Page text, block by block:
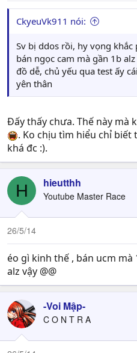
CkyeuVk911 nói:
Sv bị ddos rồi, hy vọng
bán ngọc cam mà gần 1b
đồ dễ, chủ yếu qua test ấy
yên thân
Đấy thấy chưa. Thế này mà
. Ko chịu tìm hiểu chỉ
khá đc :).
H hieutthh
Youtube Master Race
26/5/14
éo gì kinh thế , bán ucm mà
alz vậy @@
-Voi Mập-
C O N T R A